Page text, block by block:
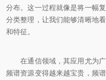
分布。这一过程就像是将一幅
分类整理，让我们能够清晰地
和特征。
在通信领域，其应用尤为广
频谱资源变得越来越宝贵，频